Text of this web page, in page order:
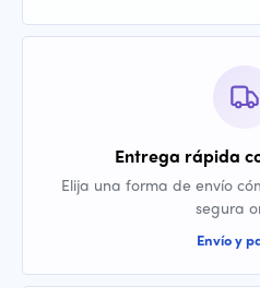
Entrega rápida
Elija una forma de envío
segura
Envío y